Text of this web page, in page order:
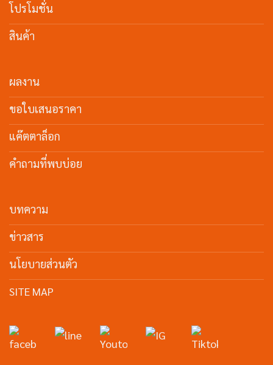
โปรโมชั่น
สินค้า
ผลงาน
ขอใบเสนอราคา
แค๊ตตาล็อก
คำถามที่พบบ่อย
บทความ
ข่าวสาร
นโยบายส่วนตัว
SITE MAP